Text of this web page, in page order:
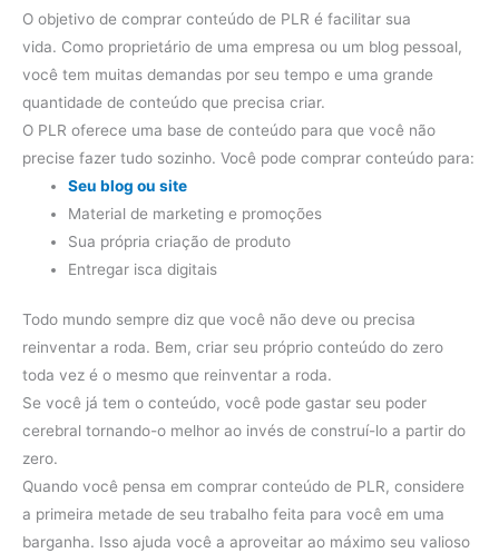
O objetivo de comprar conteúdo de PLR ​​é facilitar sua
vida. Como proprietário de uma empresa ou um blog pessoal,
você tem muitas demandas por seu tempo e uma grande
quantidade de conteúdo que precisa criar.
O PLR oferece uma base de conteúdo para que você não
precise fazer tudo sozinho. Você pode comprar conteúdo para:
Seu blog ou site
Material de marketing e promoções
Sua própria criação de produto
Entregar isca digitais
Todo mundo sempre diz que você não deve ou precisa
reinventar a roda. Bem, criar seu próprio conteúdo do zero
toda vez é o mesmo que reinventar a roda.
Se você já tem o conteúdo, você pode gastar seu poder
cerebral tornando-o melhor ao invés de construí-lo a partir do
zero.
Quando você pensa em comprar conteúdo de PLR, considere
a primeira metade de seu trabalho feita para você em uma
barganha. Isso ajuda você a aproveitar ao máximo seu valioso